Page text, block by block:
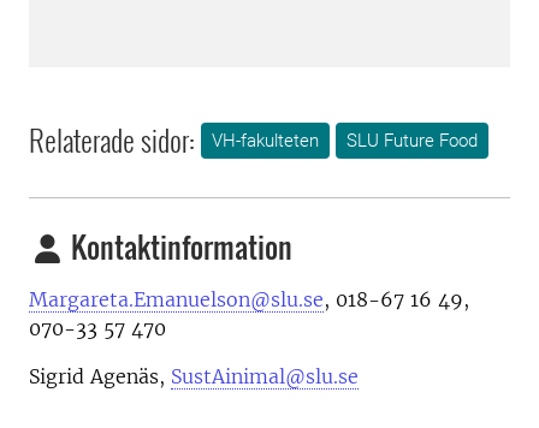
Relaterade sidor: VH-fakulteten SLU Future Food
Kontaktinformation
Margareta.Emanuelson@slu.se, 018-67 16 49,
070-33 57 470
Sigrid Agenäs, SustAinimal@slu.se